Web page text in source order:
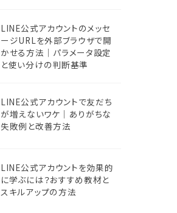
LINE公式アカウントのメッセ
ージURLを外部ブラウザで開
かせる方法｜パラメータ設定
と使い分けの判断基準
LINE公式アカウントで友だち
が増えないワケ｜ありがちな
失敗例と改善方法
LINE公式アカウントを効果的
に学ぶには？おすすめ教材と
スキルアップの方法